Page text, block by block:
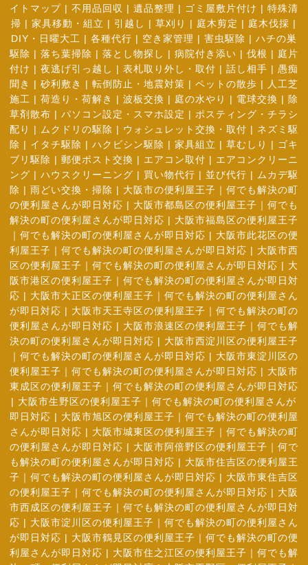
イトマップ| 不用品回収 | 遺品整理 | ゴミ屋敷片付け | 特殊清
掃 | 家具移動・組立 | 引越し | 草刈り | 庭木剪定 | 庭木伐採 |
DIY・日曜大工 | 各種代行 | 空き家管理 | 害虫駆除 | ハチの巣
駆除 | 落ち葉掃除 | 落とし物探し | 病院付き添い | 伐根 | 庭片
付け | 夜逃げ引っ越し | 表札取り外し・取付 | 話し相手 | 愚痴
聞き
| 砂利敷き | 転倒防止・地震対策 | ペットの散歩 | 人工芝
施工 | 荷造り・荷解き | 波板交換 | 庭の水やり | 電球交換 | 除
草剤散布 | パソコン設定・スマホ設定 | ポスティング・チラシ
配り
| ムクドリの駆除 | ウォシュレット交換・取付 | ネズミ駆
除 | イタチ駆除 | ハクビシン駆除 | 家具組立 | 草むしり | ゴキ
ブリ駆除 | 郵便ポスト交換 | エアコン取付 | エアコンクリーニ
ング | ハウスクリーニング | 買い物代行 | 並び代行 | ムカデ駆
除 | 雨どい交換・掃除 | 大阪市の便利屋王子｜何でも解決の町
の便利屋さんが即日対応 | 大阪市都島区の便利屋王子｜何でも
解決の町の便利屋さんが即日対応 | 大阪市福島区の便利屋王子
｜何でも解決の町の便利屋さんが即日対応 | 大阪市此花区の便
利屋王子｜何でも解決の町の便利屋さんが即日対応 | 大阪市西
区の便利屋王子｜何でも解決の町の便利屋さんが即日対応 | 大
阪市港区の便利屋王子｜何でも解決の町の便利屋さんが即日対
応 | 大阪市大正区の便利屋王子｜何でも解決の町の便利屋さん
が即日対応 | 大阪市天王寺区の便利屋王子｜何でも解決の町の
便利屋さんが即日対応 | 大阪市浪速区の便利屋王子｜何でも解
決の町の便利屋さんが即日対応 | 大阪市西淀川区の便利屋王子
｜何でも解決の町の便利屋さんが即日対応 | 大阪市東淀川区の
便利屋王子｜何でも解決の町の便利屋さんが即日対応 | 大阪市
東成区の便利屋王子｜何でも解決の町の便利屋さんが即日対応
| 大阪市生野区の便利屋王子｜何でも解決の町の便利屋さんが
即日対応 | 大阪市旭区の便利屋王子｜何でも解決の町の便利屋
さんが即日対応 | 大阪市城東区の便利屋王子｜何でも解決の町
の便利屋さんが即日対応 | 大阪市阿倍野区の便利屋王子｜何で
も解決の町の便利屋さんが即日対応 | 大阪市住吉区の便利屋王
子｜何でも解決の町の便利屋さんが即日対応 | 大阪市東住吉区
の便利屋王子｜何でも解決の町の便利屋さんが即日対応 | 大阪
市西成区の便利屋王子｜何でも解決の町の便利屋さんが即日対
応 | 大阪市淀川区の便利屋王子｜何でも解決の町の便利屋さん
が即日対応 | 大阪市鶴見区の便利屋王子｜何でも解決の町の便
利屋さんが即日対応 | 大阪市住之江区の便利屋王子｜何でも解